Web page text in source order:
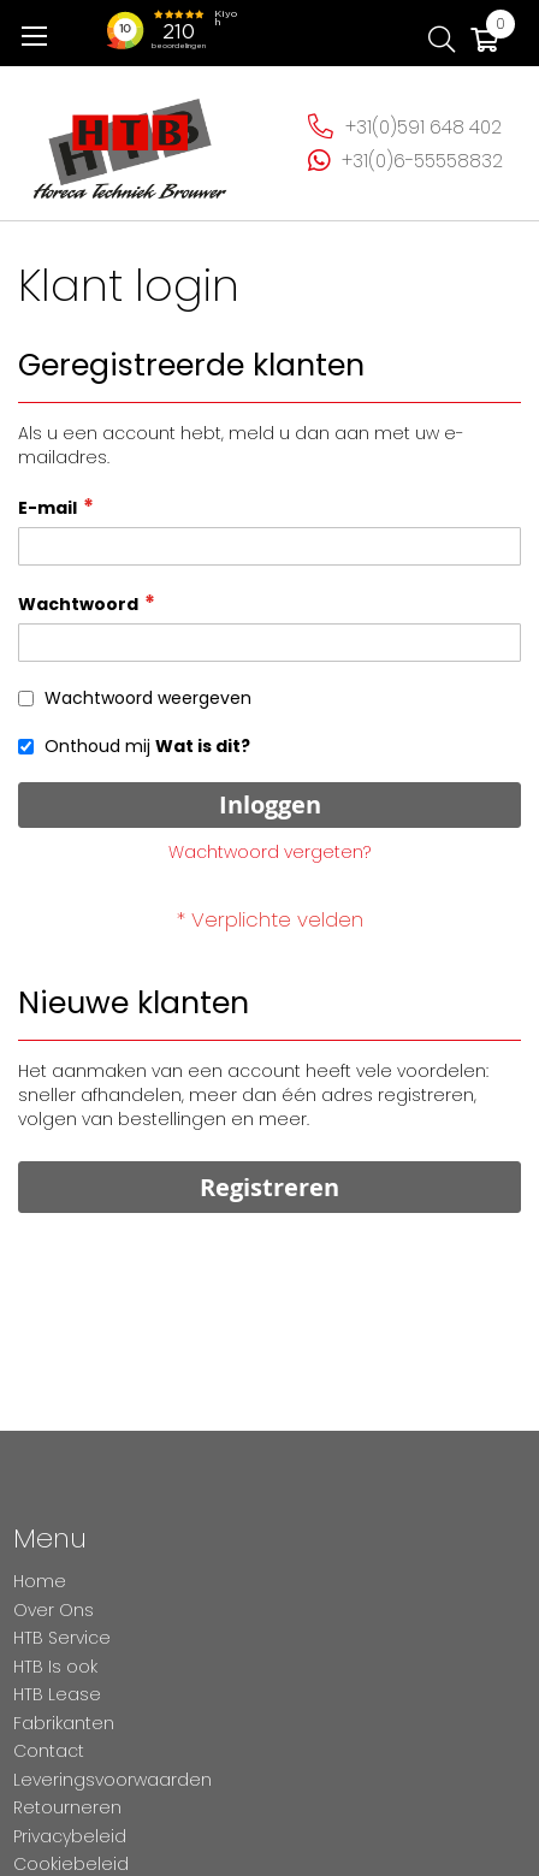
naar
0
+31(0)591 648 402
+31(0)6-55558832
Klant login
Geregistreerde klanten
Als u een account hebt, meld u dan aan met uw e-
mailadres.
E-mail
Wachtwoord
Wachtwoord weergeven
Onthoud mij Wat is dit?
Inloggen
Wachtwoord vergeten?
Nieuwe klanten
Het aanmaken van een account heeft vele voordelen:
sneller afhandelen, meer dan één adres registreren,
volgen van bestellingen en meer.
Registreren
Menu
Home
Over Ons
HTB Service
HTB Is ook
HTB Lease
Fabrikanten
Contact
Leveringsvoorwaarden
Retourneren
Privacybeleid
Cookiebeleid